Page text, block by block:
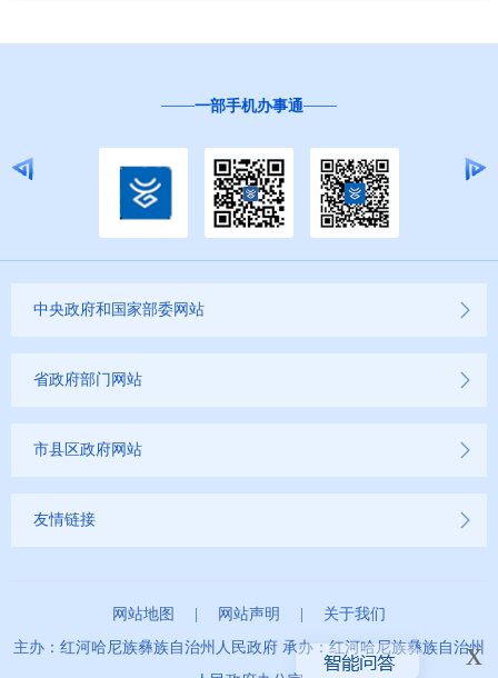
一部手机办事通
中央政府和国家部委网站
省政府部门网站
市县区政府网站
友情链接
网站地图 网站声明
关于我们
主办：红河哈尼族彝族自治州人民政府 承办：红河哈尼族彝族自治州
x